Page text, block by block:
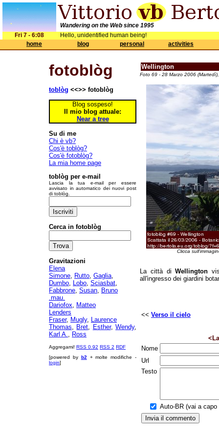
Wandering on the Web since 1995
Fri 7 - 6:08
Hello, unidentified human being!
home
blog personal activities
fotoblòg
toblòg <<>> fotoblòg
Blog sospeso!
Il mio blog attuale:
Near a tree
Su di me
Chi è vb?
Cos'è toblòg?
Cos'è fotoblòg?
La mia home page
toblòg per e-mail
Lascia la tua e-mail per essere
avvisato in automatico dei nuovi post
di toblòg.
Cerca in fotoblòg
Gravitazioni
Elena
Simone, Rutto, Gaglia,
Dumbo, Lobo, Sciasbat,
Fabbrone, Susan, Bruno
.mau.
Dariofox, Matteo
Lenders
Fraser, Mugly, Laurence
Thomas, Bret, Esther,Wendy,
Karl A., Ross
Aggregami! RSS 0.92 RSS 2 RDF
[powered by b2 + molte modifiche -
login]
Wellington
Foto 69 - 28 Marzo 2006
Clicca
La città diWellington
all'ingresso dei giardini
<< Verso il cielo
Nome
Url
Testo
Auto-BR (vai a capo